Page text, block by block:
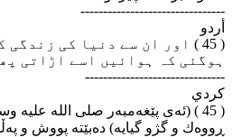
--------------------------------
أردو
( 45 ) اور ان سے دنیا کی
ہوگئی کہ ہوائیں اسے اڑاتی
-------------------------------
كردي
( 45 ) (ئه‌ی پێغه‌مبه‌ر صلی الله
ڕووه‌ك و گژو گیایه‌) ده‌بێته پووش و